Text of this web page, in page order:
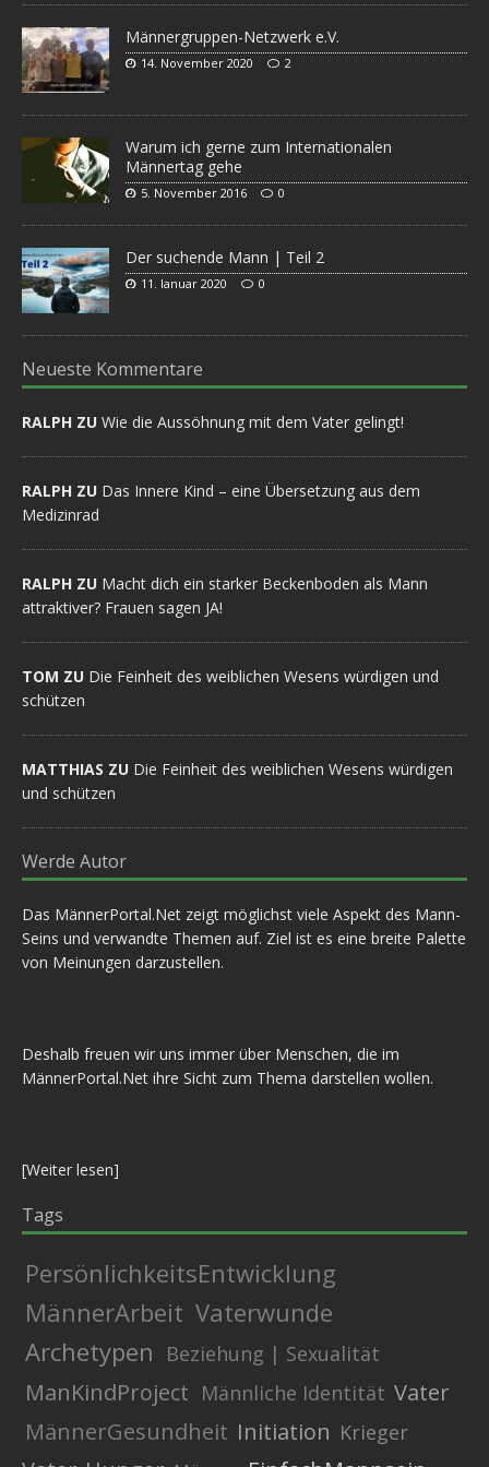
Männergruppen-Netzwerk e.V.
14. November 2020 2
Warum ich gerne zum Internationalen
Männertag gehe
5. November 2016 0
Der suchende Mann | Teil 2
11. Januar 2020 0
Neueste Kommentare
RALPH ZU Wie die Aussöhnung mit dem Vater gelingt!
RALPH ZU Das Innere Kind – eine Übersetzung aus dem
Medizinrad
RALPH ZU Macht dich ein starker Beckenboden als Mann
attraktiver? Frauen sagen JA!
TOM ZU Die Feinheit des weiblichen Wesens würdigen und
schützen
MATTHIAS ZU Die Feinheit des weiblichen Wesens würdigen
und schützen
Werde Autor
Das MännerPortal.Net zeigt möglichst viele Aspekt des Mann-
Seins und verwandte Themen auf. Ziel ist es eine breite Palette
von Meinungen darzustellen.
Deshalb freuen wir uns immer über Menschen, die im
MännerPortal.Net ihre Sicht zum Thema darstellen wollen.
[Weiter lesen]
Tags
PersönlichkeitsEntwicklung
MännerArbeit Vaterwunde
Archetypen
Beziehung | Sexualität
ManKindProject Männliche Identität Vater
MännerGesundheit Initiation Krieger